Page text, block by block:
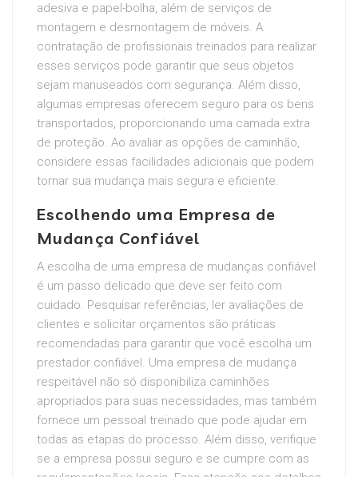
adesiva e papel-bolha, além de serviços de
montagem e desmontagem de móveis. A
contratação de profissionais treinados para realizar
esses serviços pode garantir que seus objetos
sejam manuseados com segurança. Além disso,
algumas empresas oferecem seguro para os bens
transportados, proporcionando uma camada extra
de proteção. Ao avaliar as opções de caminhão,
considere essas facilidades adicionais que podem
tornar sua mudança mais segura e eficiente.
Escolhendo uma Empresa de
Mudança Confiável
A escolha de uma empresa de mudanças confiável
é um passo delicado que deve ser feito com
cuidado. Pesquisar referências, ler avaliações de
clientes e solicitar orçamentos são práticas
recomendadas para garantir que você escolha um
prestador confiável. Uma empresa de mudança
respeitável não só disponibiliza caminhões
apropriados para suas necessidades, mas também
fornece um pessoal treinado que pode ajudar em
todas as etapas do processo. Além disso, verifique
se a empresa possui seguro e se cumpre com as